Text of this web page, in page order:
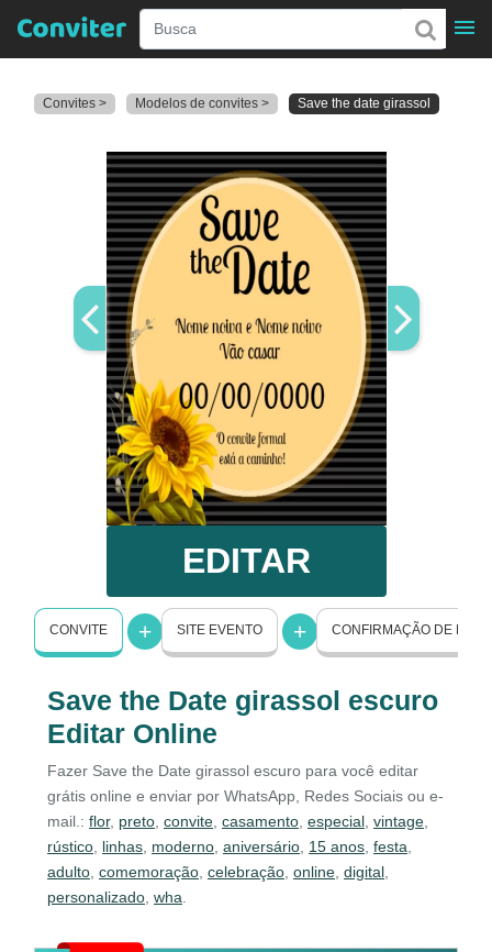
Convites > Modelos de convites > Save the date girassol
EDITAR
CONVITE SITE EVENTO CONFIRMAÇÃO DE
Save the Date girassol escuro
Editar Online
Fazer Save the Date girassol escuro para você editar
grátis online e enviar por WhatsApp, Redes Sociais ou e-
mail.: flor, preto convite casamento especial vintage
rústico linhas moderno aniversário 15 anos festa
adulto comemoração celebração online digital
personalizado wha